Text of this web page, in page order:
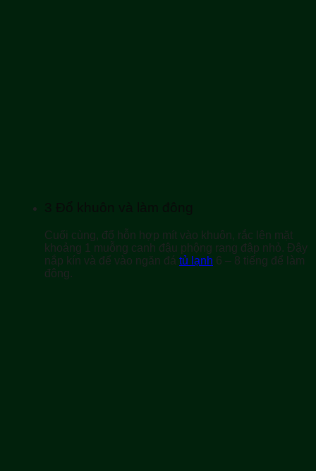
3 Đổ khuôn và làm đông
Cuối cùng, đổ hỗn hợp mít vào khuôn, rắc lên mặt
khoảng 1 muỗng canh đậu phộng rang đập nhỏ. Đậy
nắp kín và để vào ngăn đá tủ lạnh 6 – 8 tiếng để làm
đông.